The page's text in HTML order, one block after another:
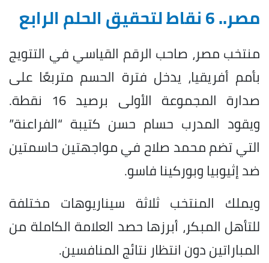
مصر.. 6 نقاط لتحقيق الحلم الرابع
منتخب مصر، صاحب الرقم القياسي في التتويج
بأمم أفريقيا، يدخل فترة الحسم متربعًا على
صدارة المجموعة الأولى برصيد 16 نقطة.
ويقود المدرب حسام حسن كتيبة “الفراعنة”
التي تضم محمد صلاح في مواجهتين حاسمتين
ضد إثيوبيا وبوركينا فاسو.
ويملك المنتخب ثلاثة سيناريوهات مختلفة
للتأهل المبكر، أبرزها حصد العلامة الكاملة من
المباراتين دون انتظار نتائج المنافسين.